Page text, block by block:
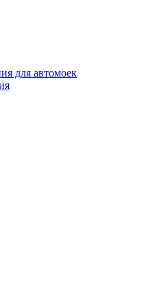
для автомоек